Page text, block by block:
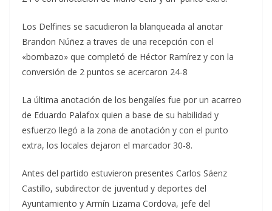
Los Delfines se sacudieron la blanqueada al anotar
Brandon Núñez a traves de una recepción con el
«bombazo» que completó de Héctor Ramírez y con la
conversión de 2 puntos se acercaron 24-8
La última anotación de los bengalíes fue por un acarreo
de Eduardo Palafox quien a base de su habilidad y
esfuerzo llegó a la zona de anotación y con el punto
extra, los locales dejaron el marcador 30-8.
Antes del partido estuvieron presentes Carlos Sáenz
Castillo, subdirector de juventud y deportes del
Ayuntamiento y Armín Lizama Cordova, jefe del